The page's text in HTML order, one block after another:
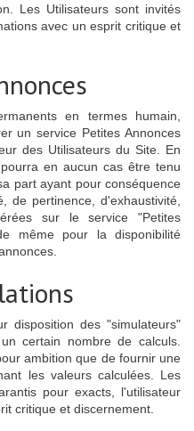
Les Utilisateurs sont invités
avec un esprit critique et
en termes humain,
un service Petites Annonces
des Utilisateurs du Site. En
en aucun cas être tenu
part ayant pour conséquence
de pertinence, d'exhaustivité,
sur le service "Petites
même pour la disponibilité
disposition des "simulateurs"
certain nombre de calculs.
ambition que de fournir une
les valeurs calculées. Les
pour exacts, l'utilisateur
critique et discernement.